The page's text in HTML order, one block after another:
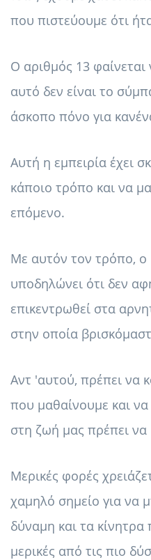
που πιστεύουμε ότι
Ο αριθμός 13 φαίνεται
αυτό δεν είναι το
άσκοπο πόνο για
Αυτή η εμπειρία έχει
κάποιο τρόπο και να
επόμενο.
Με αυτόν τον τρόπο, ο
υποδηλώνει ότι δεν
επικεντρωθεί στα
στην οποία
Αντ 'αυτού, πρέπει να
που μαθαίνουμε και
στη ζωή μας πρέπει να
Μερικές φορές
χαμηλό σημείο για να
δύναμη και τα
μερικές από τις πιο